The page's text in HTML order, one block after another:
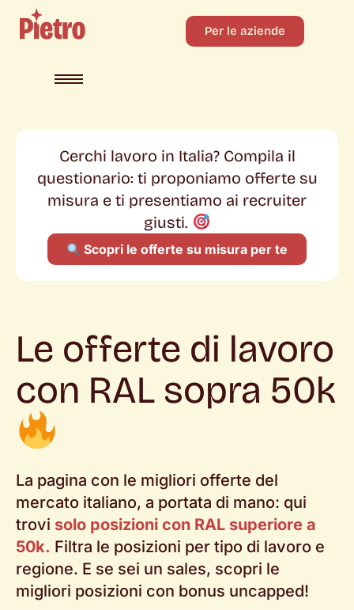
Per le aziende
Cerchi lavoro in Italia? Compila il
questionario: ti proponiamo offerte su
misura e ti presentiamo ai recruiter
giusti.
Scopri le offerte su misura per te
Le offerte di lavoro
con RAL sopra 50k
La pagina con le migliori offerte del
mercato italiano, a portata di mano: qui
trovi solo posizioni con RAL superiore a
50k. Filtra le posizioni per tipo di lavoro e
regione. E se sei un sales, scopri le
migliori posizioni con bonus uncapped!